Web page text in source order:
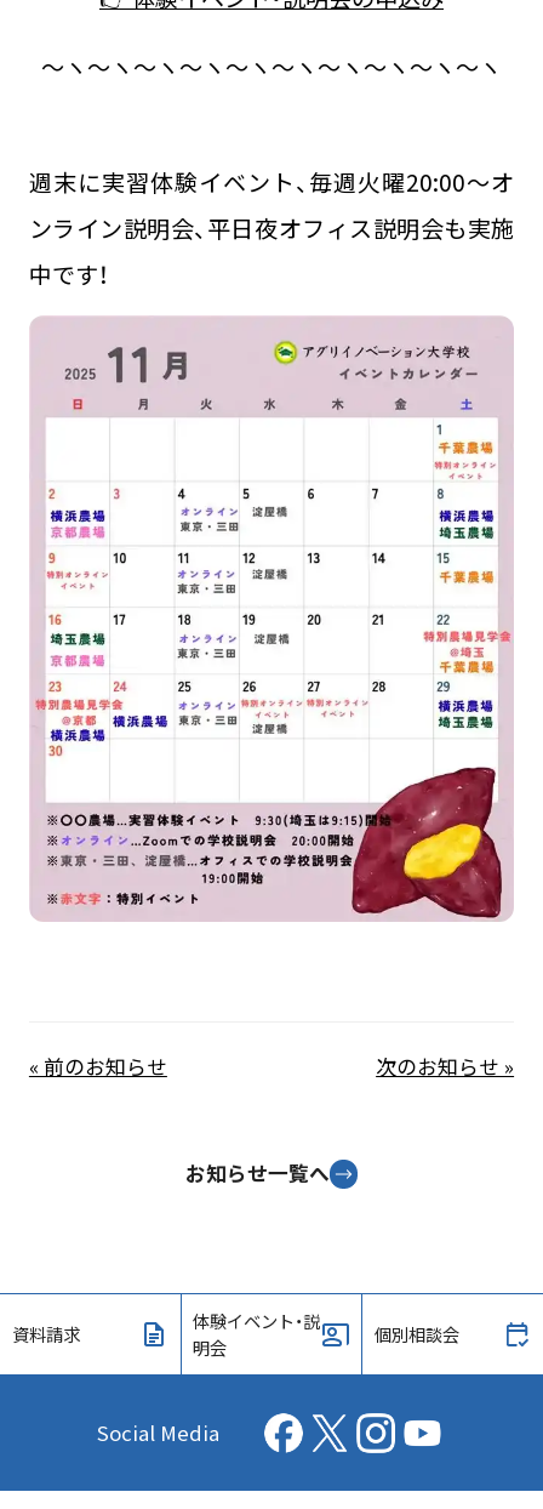
～ヽ～ヽ～ヽ～ヽ～ヽ～ヽ～ヽ～ヽ～ヽ～ヽ
週末に実習体験イベント、毎週火曜20:00～オ
ンライン説明会、平日夜オフィス説明会も実施
中です！
« 前のお知らせ 次のお知らせ »
お知らせ一覧へ
資料請求
体験イベント・説
明会
個別相談会
Social Media